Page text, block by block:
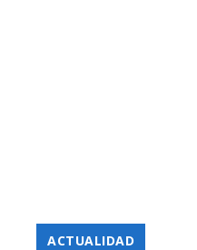
ACTUALIDAD